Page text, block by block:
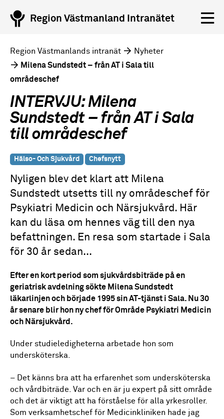
Region Västmanland Intranätet
Region Västmanlands intranät
Nyheter
Milena Sundstedt – från AT i Sala till
områdeschef
INTERVJU: Milena
Sundstedt – från AT i Sala
till områdeschef
Hälso- Och Sjukvård Chefsnytt
Nyligen blev det klart att Milena
Sundstedt utsetts till ny områdeschef för
Psykiatri Medicin och Närsjukvård. Här
kan du läsa om hennes väg till den nya
befattningen. En resa som startade i Sala
för 30 år sedan...
Efter en kort period som sjukvårdsbiträde på en
geriatrisk avdelning sökte Milena Sundstedt
läkarlinjen och började 1995 sin AT-tjänst i Sala. Nu 30
år senare blir hon ny chef för Område Psykiatri Medicin
och Närsjukvård.
Under studieledigheterna arbetade hon som
undersköterska.
–
Det känns bra att ha erfarenhet som undersköterska
och vårdbiträde. Var och en är ju expert på sitt område
och det är viktigt att ha förståelse för alla yrkesroller.
Som verksamhetschef för Medicinkliniken hade jag